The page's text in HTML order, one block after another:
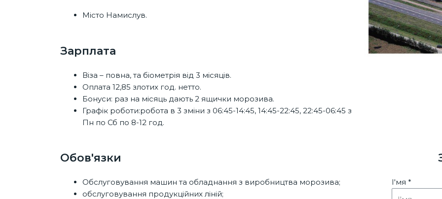
Місто Намислув.
Зарплата
Віза – повна, та біометрія від 3 місяців.
Оплата 12,85 злотих год. нетто.
Бонуси: раз на місяць дають 2 ящички морозива.
Графік роботи:робота в 3 зміни з 06:45-14:45, 14:45-22:45, 22:45-06:45 з
Пн по Сб по 8-12 год.
Обов'язки
Обслуговування машин та обладнання з виробництва морозива;
обслуговування продукційних ліній;
І'мя *